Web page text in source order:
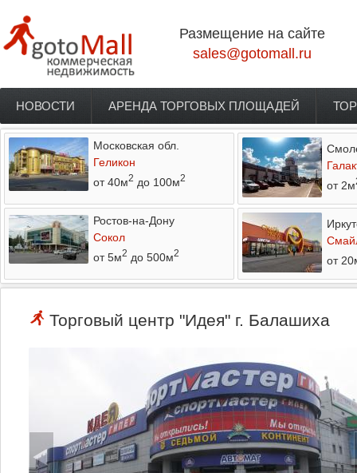
Размещение на сайте
sales@gotomall.ru
Главное меню
НОВОСТИ АРЕНДА ТОРГОВЫХ ПЛОЩАДЕЙ
Московская обл.
Геликон
от 40м2 до 100м2
от 2м
Ростов-на-Дону
Сокол
от 5м2 до 500м2
от
Торговый центр "Идея" г. Балашиха